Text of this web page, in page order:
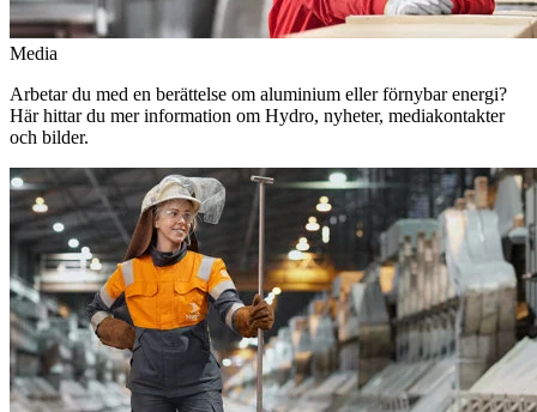
Media
Arbetar du med en berättelse om aluminium eller förnybar energi?
Här hittar du mer information om Hydro, nyheter, mediakontakter
och bilder.